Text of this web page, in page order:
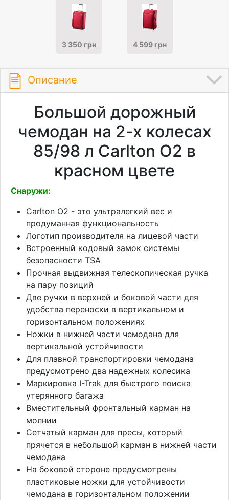
3 350 грн 4 599 грн
Описание
Большой дорожный
чемодан на 2-х колесах
85/98 л Carlton О2 в
красном цвете
Снаружи:
Carlton О2 - это ультралегкий вес и
продуманная функциональность
Логотип производителя на лицевой части
Встроенный кодовый замок системы
безопасности TSA
Прочная выдвижная телескопическая ручка
на пару позиций
Две ручки в верхней и боковой части для
удобства переноски в вертикальном и
горизонтальном положениях
Ножки в нижней части чемодана для
вертикальной устойчивости
Для плавной транспортировки чемодана
предусмотрено два надежных колесика
Маркировка I-Trak для быстрого поиска
утерянного багажа
Вместительный фронтальный карман на
молнии
Сетчатый карман для пресы, который
прячется в небольшой карман в нижней части
чемодана
На боковой стороне предусмотрены
пластиковые ножки для устойчивости
чемодана в горизонтальном положении